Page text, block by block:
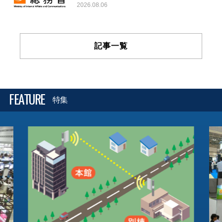
2026.08.06
記事一覧
FEATURE 特集